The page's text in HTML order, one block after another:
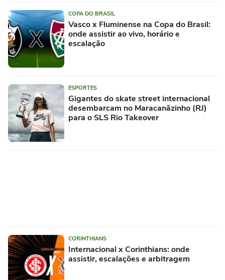
COPA DO BRASIL
Vasco x Fluminense na Copa do Brasil:
onde assistir ao vivo, horário e
escalação
ESPORTES
Gigantes do skate street internacional
desembarcam no Maracanãzinho (RJ)
para o SLS Rio Takeover
CORINTHIANS
Internacional x Corinthians: onde
assistir, escalações e arbitragem